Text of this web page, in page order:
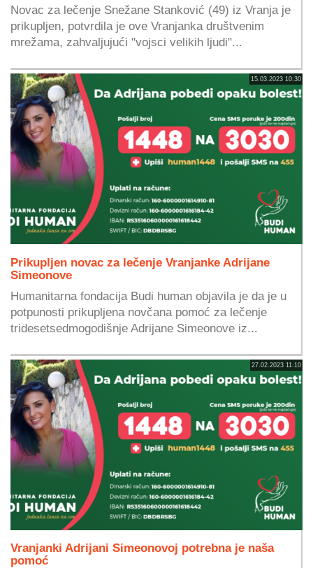
Novac za lečenje Snežane Stanković (49) iz Vranja je
prikupljen, potvrdila je ove Vranjanka društvenim
mrežama, zahvaljujući "vojsci velikih ljudi"...
15.03.2023 10:30
Prikupljen novac za lečenje Vranjanke Adrijane
Simeonove
Humanitarna fondacija Budi human objavila je da je u
potpunosti prikupljena novčana pomoć za lečenje
tridesetsedmogodišnje Adrijane Simeonove iz...
27.02.2023 11:10
Vranjanki Adrijani Simeonovoj potrebna je naša
pomoć